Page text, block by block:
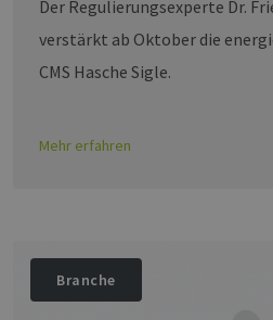
Der Regulierungsexperte Dr.
verstärkt ab Oktober die
CMS Hasche Sigle.
Mehr erfahren
Branche